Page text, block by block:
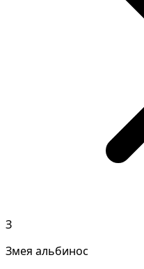
З
Змея альбинос